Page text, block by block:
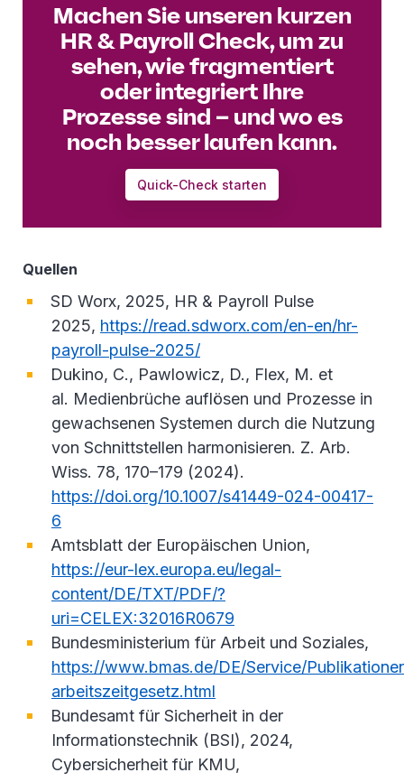
Machen Sie unseren kurzen
HR & Payroll Check, um zu
sehen, wie fragmentiert
oder integriert Ihre
Prozesse sind – und wo es
noch besser laufen kann.
Quick-Check starten
Quellen
SD Worx, 2025, HR & Payroll Pulse
2025, https://read.sdworx.com/en-en/hr-
payroll-pulse-2025/
Dukino, C., Pawlowicz, D., Flex, M. et
al. Medienbrüche auflösen und Prozesse in
gewachsenen Systemen durch die Nutzung
von Schnittstellen harmonisieren. Z. Arb.
Wiss. 78, 170–179 (2024).
https://doi.org/10.1007/s41449-024-00417-
6
Amtsblatt der Europäischen Union,
https://eur-lex.europa.eu/legal-
content/DE/TXT/PDF/?
uri=CELEX:32016R0679
Bundesministerium für Arbeit und Soziales,
https://www.bmas.de/DE/Service/
arbeitszeitgesetz.html
Bundesamt für Sicherheit in der
Informationstechnik (BSI), 2024,
Cybersicherheit für KMU,